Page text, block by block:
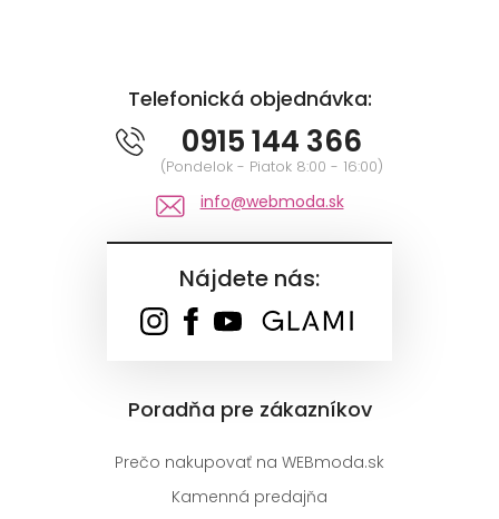
Telefonická objednávka:
0915 144 366
(Pondelok - Piatok 8:00 - 16:00)
info@webmoda.sk
Nájdete nás:
Poradňa pre zákazníkov
Prečo nakupovať na WEBmoda.sk
Kamenná predajňa